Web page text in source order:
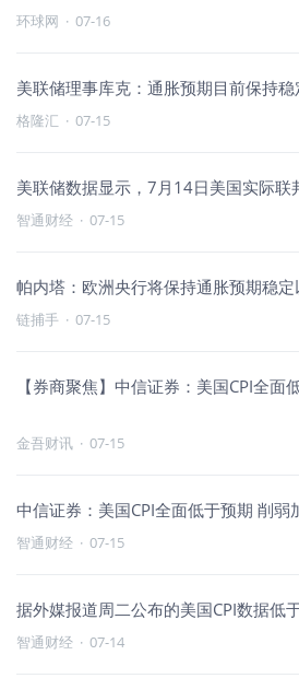
环球网 · 07-16
美联储理事库克：通胀预期目前保持
格隆汇 · 07-15
美联储数据显示，7月14日美国实际
智通财经 · 07-15
帕内塔：欧洲央行将保持通胀预期稳
链捕手 · 07-15
【券商聚焦】中信证券：美国CPI全面
金吾财讯 · 07-15
中信证券：美国CPI全面低于预期 削弱
智通财经 · 07-15
据外媒报道周二公布的美国CPI数据低
智通财经 · 07-14